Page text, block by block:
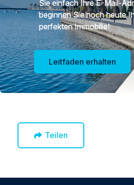
Sie einfach Ihre E-Mail-
beginnen Sie noch heute
perfekten Immobilie!
Leitfaden erhalten
Teilen